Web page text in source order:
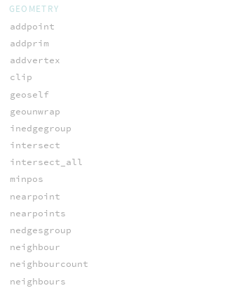
GEOMETRY
addpoint
addprim
addvertex
clip
geoself
geounwrap
inedgegroup
intersect
intersect_all
minpos
nearpoint
nearpoints
nedgesgroup
neighbour
neighbourcount
neighbours